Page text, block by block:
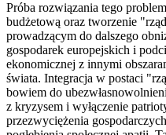
Próba rozwiązania tego
budżetową oraz tworzenie
prowadzącym do dalszego
gospodarek europejskich i
ekonomicznej z innymi
świata. Integracja w postaci
bowiem do
z kryzysem i wyłączenie
przezwyciężenia